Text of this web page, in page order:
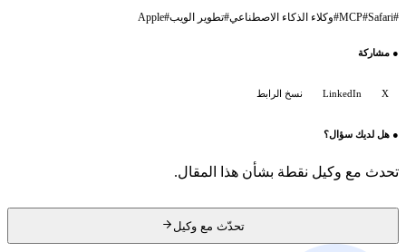
Safari
#
MCP
#وكلاء الذكاء الاصطناعي# تطوير الويب#
Apple
●مشاركة
LinkedIn نسخ الرابط
●هل لديك سؤال؟
تحدث مع وكيل نقطة بشأن هذا المقال.
تحدّث مع وكيل